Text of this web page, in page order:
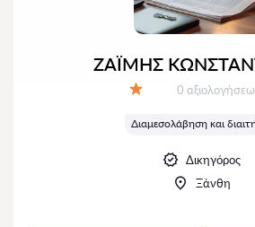
ΖΑΪΜΗΣ
Αξιολογήσεις:
0
Διαμεσολάβηση και
Δικηγόρος
Ξάνθη